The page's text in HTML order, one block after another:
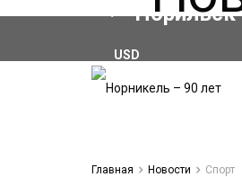
Норильск
USD
Главная Новости Спорт